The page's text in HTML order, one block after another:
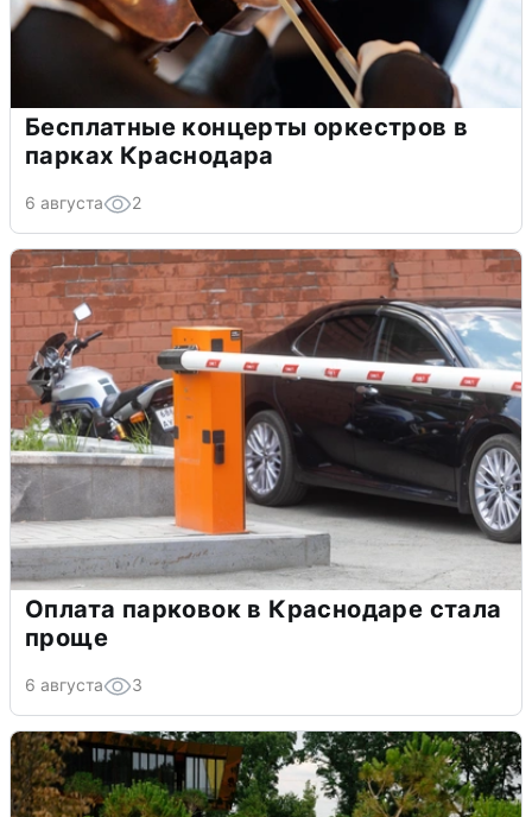
Бесплатные концерты оркестров в
парках Краснодара
6 августа 2
Оплата парковок в Краснодаре стала
проще
6 августа 3